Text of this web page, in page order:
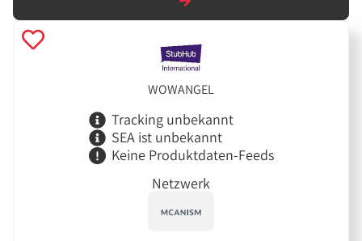
WOWANGEL
Tracking unbekannt
SEA ist unbekannt
Keine Produktdaten-Feeds
Netzwerk